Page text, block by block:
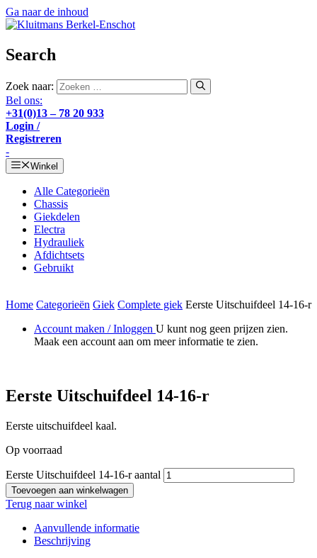
Ga naar de inhoud
Search
Zoek naar:
Bel ons:
+31(0)13 – 78 20 933
Login /
Registreren
-
Winkel
Alle Categorieën
Chassis
Giekdelen
Electra
Hydrauliek
Afdichtsets
Gebruikt
Home Categorieën Giek Complete giek Eerste Uitschuifdeel 14-16-r
Account maken / Inloggen U kunt nog geen prijzen zien.
Maak een account aan om meer informatie te zien.
Eerste Uitschuifdeel 14-16-r
Eerste uitschuifdeel kaal.
Op voorraad
Eerste Uitschuifdeel 14-16-r aantal
Toevoegen aan winkelwagen
Terug naar winkel
Aanvullende informatie
Beschrijving